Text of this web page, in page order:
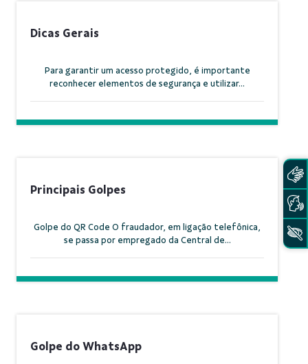
Dicas Gerais
Para garantir um acesso protegido, é importante
reconhecer elementos de segurança e utilizar...
Principais Golpes
Golpe do QR Code O fraudador, em ligação telefônica,
se passa por empregado da Central de...
Golpe do WhatsApp